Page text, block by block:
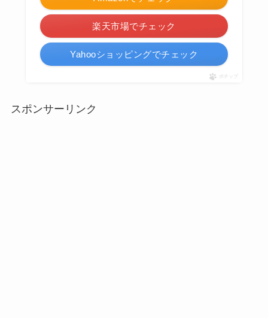
楽天市場でチェック
Yahooショッピングでチェック
ポチップ
スポンサーリンク